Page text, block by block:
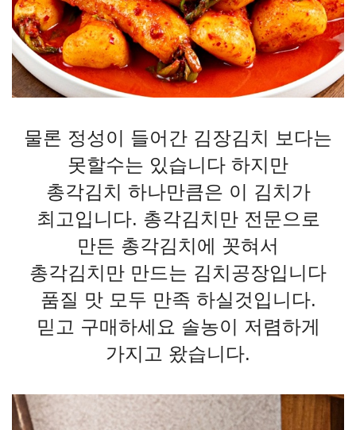
물론 정성이 들어간 김장김치 보다는
못할수는 있습니다 하지만
총각김치 하나만큼은 이 김치가
최고입니다. 총각김치만 전문으로
만든 총각김치에 꼿혀서
총각김치만 만드는 김치공장입니다
품질 맛 모두 만족 하실것입니다.
믿고 구매하세요 솔농이 저렴하게
가지고 왔습니다.